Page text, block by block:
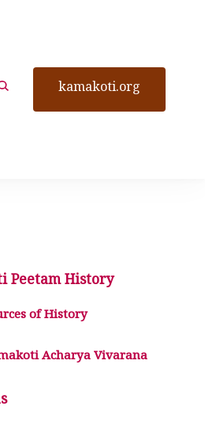
kamakoti.org
Peetam History
of History
Acharya Vivarana